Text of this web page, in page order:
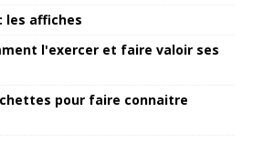
les affiches
l'exercer et faire valoir ses
pour faire connaitre